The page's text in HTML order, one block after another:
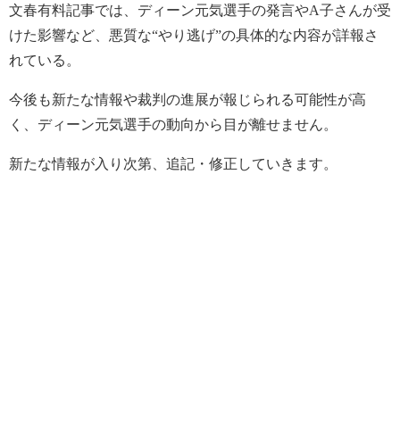
文春有料記事では、ディーン元気選手の発言やA子さんが受
けた影響など、悪質な“やり逃げ”の具体的な内容が詳報さ
れている。
今後も新たな情報や裁判の進展が報じられる可能性が高
く、ディーン元気選手の動向から目が離せません。
新たな情報が入り次第、追記・修正していきます。